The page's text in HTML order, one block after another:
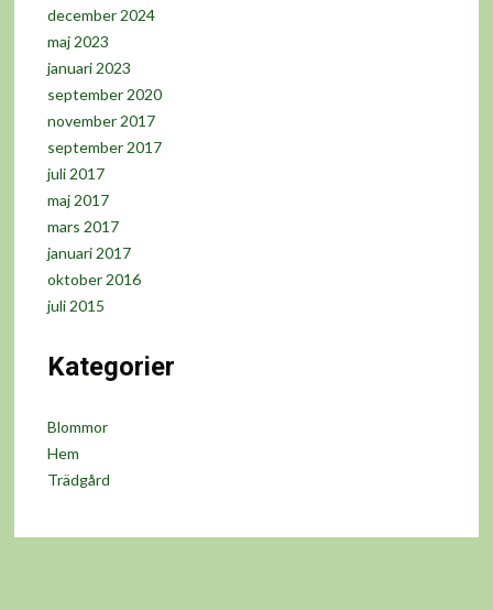
december 2024
maj 2023
januari 2023
september 2020
november 2017
september 2017
juli 2017
maj 2017
mars 2017
januari 2017
oktober 2016
juli 2015
Kategorier
Blommor
Hem
Trädgård